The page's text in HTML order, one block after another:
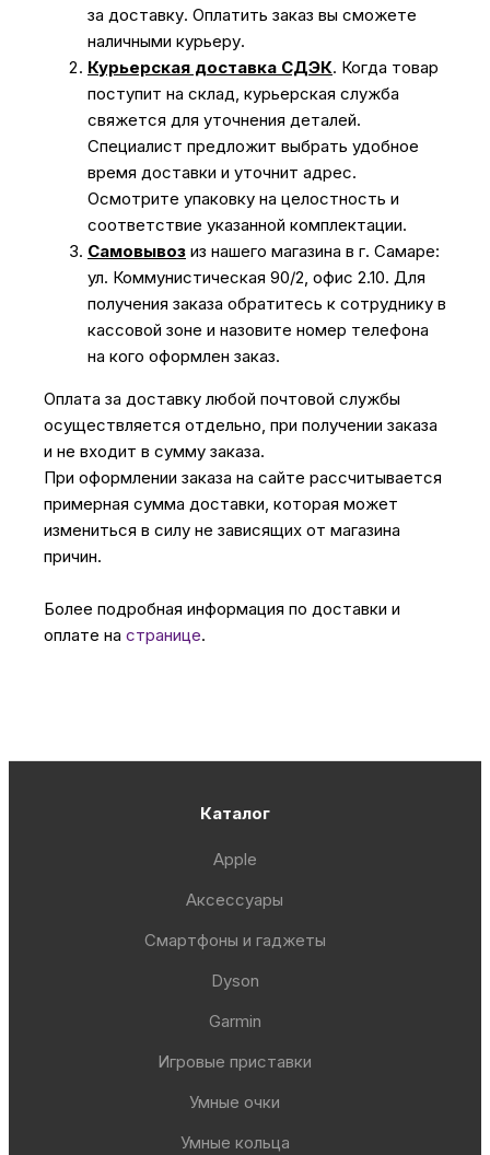
за доставку. Оплатить заказ вы сможете
наличными курьеру.
Курьерская доставка СДЭК. Когда товар
поступит на склад, курьерская служба
свяжется для уточнения деталей.
Специалист предложит выбрать удобное
время доставки и уточнит адрес.
Осмотрите упаковку на целостность и
соответствие указанной комплектации.
Самовывоз из нашего магазина в г. Самаре:
ул. Коммунистическая 90/2, офис 2.10. Для
получения заказа обратитесь к сотруднику в
кассовой зоне и назовите номер телефона
на кого оформлен заказ.
Оплата за доставку любой почтовой службы
осуществляется отдельно, при получении заказа
и не входит в сумму заказа.
При оформлении заказа на сайте рассчитывается
примерная сумма доставки, которая может
измениться в силу не зависящих от магазина
причин.
Более подробная информация по доставки и
оплате на странице.
Каталог
Apple
Аксессуары
Смартфоны и гаджеты
Dyson
Garmin
Игровые приставки
Умные очки
Умные кольца